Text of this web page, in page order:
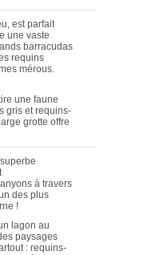
est parfait
une vaste
barracudas
requins
mérous.
une faune
gris et requins-
grotte offre
à travers
des plus
!
lagon au
paysages
: requins-